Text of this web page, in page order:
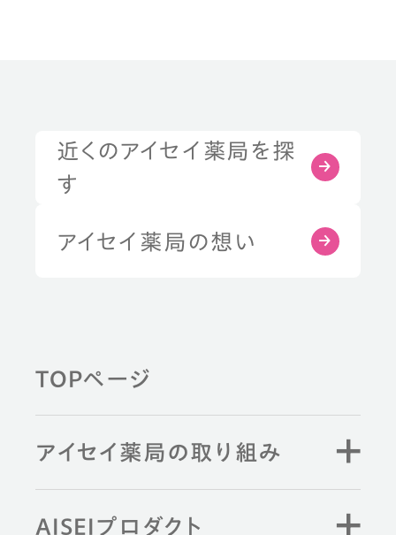
近くのアイセイ薬局を探
す
アイセイ薬局の想い
TOPページ
アイセイ薬局の取り組み
AISEIプロダクト